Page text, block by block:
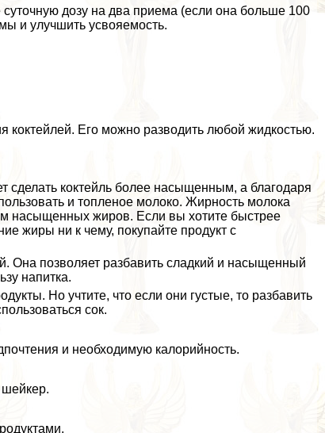
дозу на два приема (если она больше 100
и улучшить усвояемость.
коктейлей. Его можно разводить любой жидкостью.
сделать коктейль более насыщенным, а благодаря
и топленое молоко. Жирность молока
насыщенных жиров. Если вы хотите быстрее
жиры ни к чему, покупайте продукт с
Она позволяет разбавить сладкий и насыщенный
напитка.
Но учтите, что если они густые, то разбавить
сок.
и необходимую калорийность.